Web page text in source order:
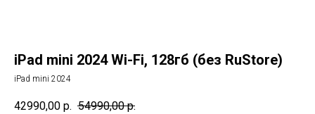
iPad mini 2024 Wi-Fi, 128гб (без RuStore)
iPad mini 2024
42990,00 р. 54990,00 р.